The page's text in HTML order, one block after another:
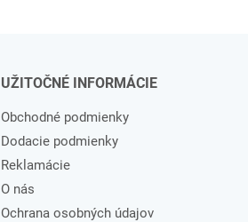
UŽITOČNÉ INFORMÁCIE
Obchodné podmienky
Dodacie podmienky
Reklamácie
O nás
Ochrana osobných údajov